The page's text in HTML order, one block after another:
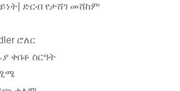
ድርብ የታሸገ መሸከም
ሮለር
ቀበቶ ስርዓት